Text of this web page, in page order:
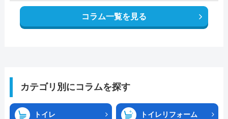
コラム一覧を見る
カテゴリ別にコラムを探す
トイレ トイレリフォーム